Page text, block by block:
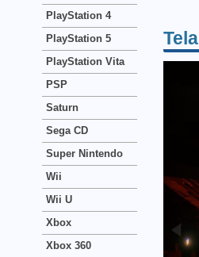
PlayStation 4
PlayStation 5
PlayStation Vita
PSP
Saturn
Sega CD
Super Nintendo
Wii
Wii U
Xbox
Xbox 360